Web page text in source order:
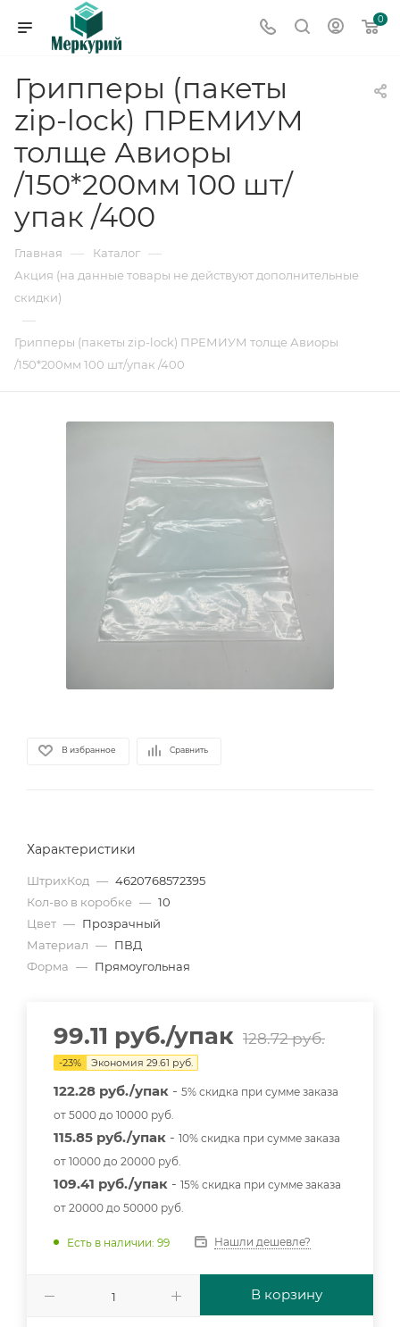
0
Грипперы (пакеты
zip-lock) ПРЕМИУМ
толще Авиоры
/150*200мм 100 шт/
упак /400
Главная — Каталог —
Акция (на данные товары не действуют дополнительные
скидки)
—
Грипперы (пакеты zip-lock) ПРЕМИУМ толще Авиоры
/150*200мм 100 шт/упак /400
В избранное Сравнить
Характеристики
ШтрихКод — 4620768572395
Кол-во в коробке — 10
Цвет — Прозрачный
Материал — ПВД
Форма — Прямоугольная
99.11 руб./упак 128.72руб.
-23% Экономия 29.61 руб.
122.28 руб./упак - 5% скидка при сумме заказа
от 5000 до 10000 руб.
115.85 руб./упак - 10% скидка при сумме заказа
от 10000 до 20000 руб.
109.41 руб./упак - 15% скидка при сумме заказа
от 20000 до 50000 руб.
Есть в наличии: 99 Нашли дешевле?
В корзину